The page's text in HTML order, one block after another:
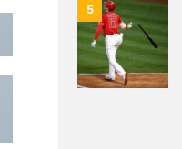
5